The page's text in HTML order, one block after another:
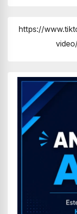
https://